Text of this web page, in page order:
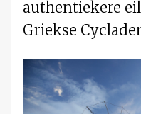
authentiekere
Griekse